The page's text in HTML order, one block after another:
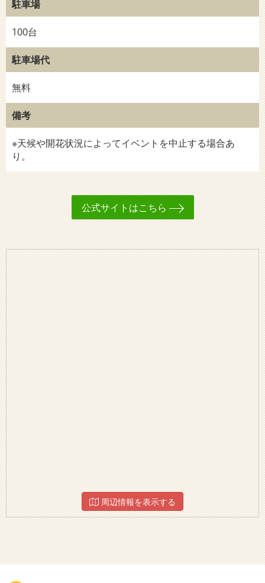
駐車場
100台
駐車場代
無料
備考
※天候や開花状況によってイベントを中止する場合あ
り。
公式サイトはこちら
周辺情報を表示する